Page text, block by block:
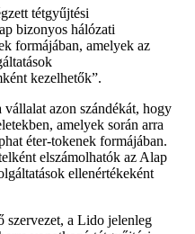
tétgyűjtési
bizonyos hálózati
formájában, amelyek az
kezelhetők”.
azon szándékát, hogy
amelyek során arra
éter-tokenek formájában.
elszámolhatók az Alap
ellenértékeként
szervezet, a Lido jelenleg